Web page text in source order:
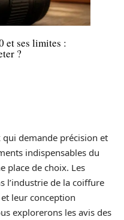
et ses limites :
?
demande précision et
indispensables du
place de choix. Les
l’industrie de la coiffure
leur conception
explorerons les avis des